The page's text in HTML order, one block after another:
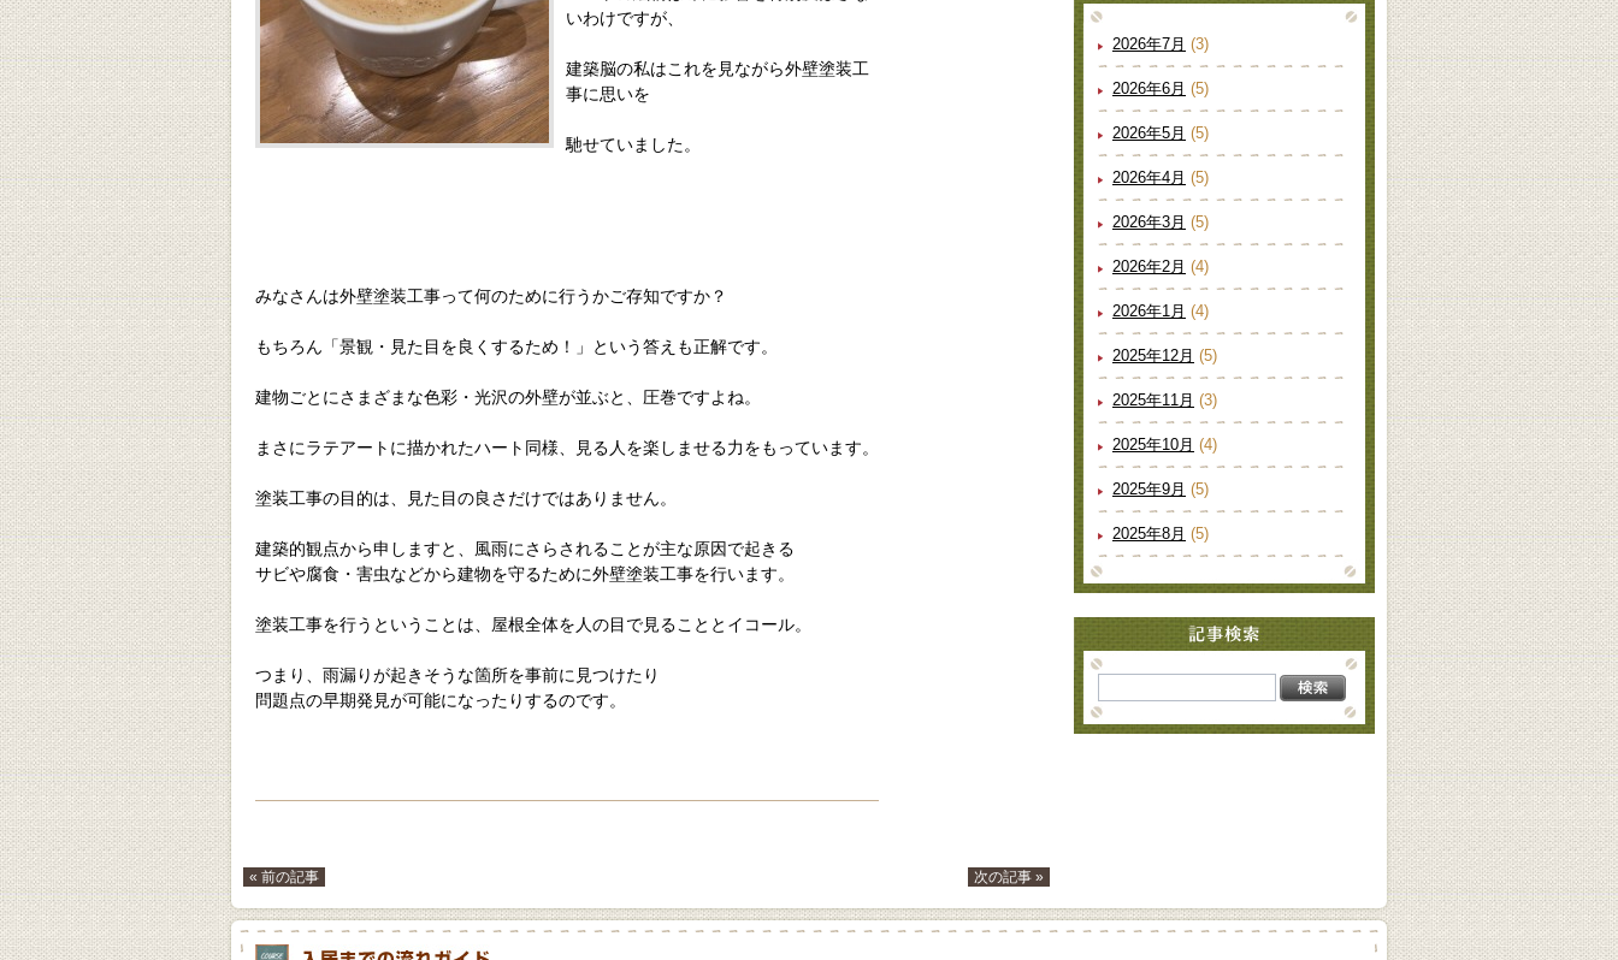
いわけですが、
建築脳の私はこれを見ながら外壁塗装工
事に思いを
馳せていました。
みなさんは外壁塗装工事って何のために行うかご存知ですか？
もちろん「景観・見た目を良くするため！」という答えも正解です。
建物ごとにさまざまな色彩・光沢の外壁が並ぶと、圧巻ですよね。
まさにラテアートに描かれたハート同様、見る人を楽しませる力をもっています。
塗装工事の目的は、見た目の良さだけではありません。
建築的観点から申しますと、風雨にさらされることが主な原因で起きる
サビや腐食・害虫などから建物を守るために外壁塗装工事を行います。
塗装工事を行うということは、屋根全体を人の目で見ることとイコール。
つまり、雨漏りが起きそうな箇所を事前に見つけたり
問題点の早期発見が可能になったりするのです。
« 前の記事 次の記事 »
2026年7月 (3)
2026年6月 (5)
2026年5月 (5)
2026年4月 (5)
2026年3月 (5)
2026年2月 (4)
2026年1月 (4)
2025年12月 (5)
2025年11月 (3)
2025年10月 (4)
2025年9月 (5)
2025年8月 (5)